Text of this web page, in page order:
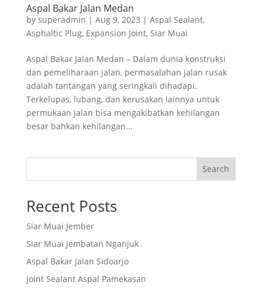
Aspal Bakar Jalan Medan
by superadmin | Aug 9, 2023 | Aspal Sealant,
Asphaltic Plug, Expansion Joint, Siar Muai
Aspal Bakar Jalan Medan – Dalam dunia konstruksi
dan pemeliharaan jalan, permasalahan jalan rusak
adalah tantangan yang seringkali dihadapi.
Terkelupas, lubang, dan kerusakan lainnya untuk
permukaan jalan bisa mengakibatkan kehilangan
besar bahkan kehilangan...
Search
Recent Posts
Siar Muai Jember
Siar Muai Jembatan Nganjuk
Aspal Bakar Jalan Sidoarjo
Joint Sealant Aspal Pamekasan